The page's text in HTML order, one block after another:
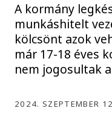
A kormány
munkáshitelt
kölcsönt azok
már 17-18 éves
nem jogosultak
2024. SZEPTEMBER